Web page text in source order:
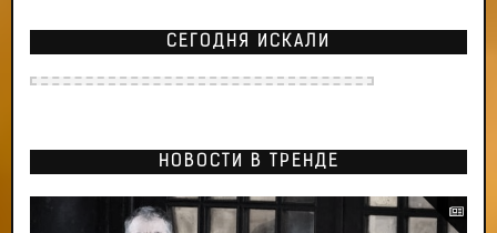
СЕГОДНЯ ИСКАЛИ
НОВОСТИ В ТРЕНДЕ